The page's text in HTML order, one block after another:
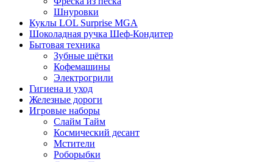
Шнуровки
Куклы LOL Surprise MGA
Шоколадная ручка Шеф-Кондитер
Бытовая техника
Зубные щётки
Кофемашины
Электрогрили
Гигиена и уход
Железные дороги
Игровые наборы
Слайм Тайм
Космический десант
Мстители
Роборыбки